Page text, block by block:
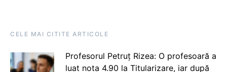
CELE MAI CITITE ARTICOLE
Profesorul Petruț Rizea: O profesoară a
luat nota 4.90 la Titularizare, iar după